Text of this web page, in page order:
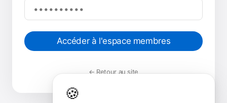
Accéder à l'espace membres
← Retour au site
🍪